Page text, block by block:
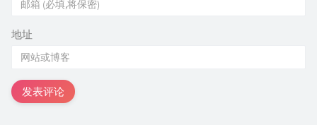
地址
发表评论